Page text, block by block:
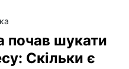
шукати
Скільки є